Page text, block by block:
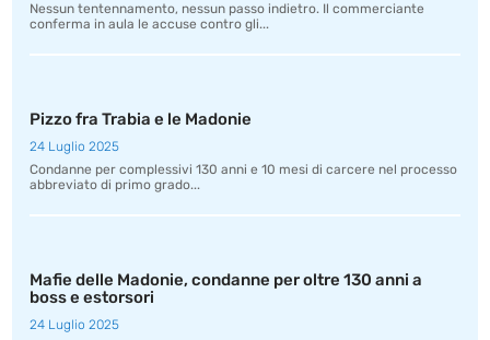
Nessun tentennamento, nessun passo indietro. Il commerciante
conferma in aula le accuse contro gli...
Pizzo fra Trabia e le Madonie
24 Luglio 2025
Condanne per complessivi 130 anni e 10 mesi di carcere nel processo
abbreviato di primo grado...
Mafie delle Madonie, condanne per oltre 130 anni a
boss e estorsori
24 Luglio 2025